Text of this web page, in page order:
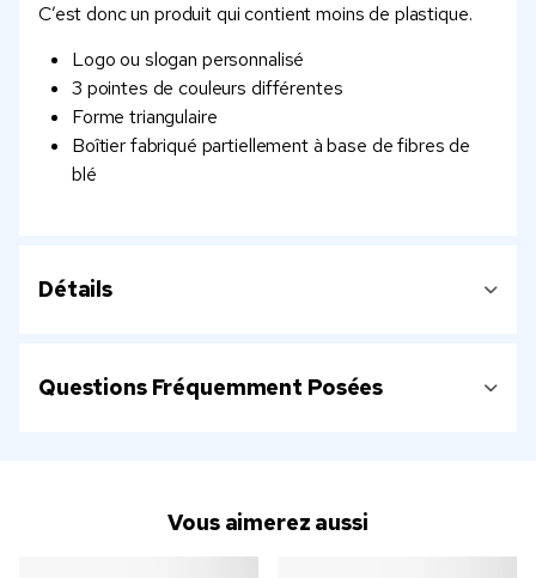
C’est donc un produit qui contient moins de plastique.
Logo ou slogan personnalisé
3 pointes de couleurs différentes
Forme triangulaire
Boîtier fabriqué partiellement à base de fibres de
blé
Détails
Questions Fréquemment Posées
Vous aimerez aussi